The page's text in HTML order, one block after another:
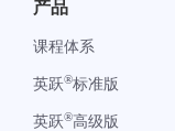
产品
课程体系
英跃®标准版
英跃®高级版